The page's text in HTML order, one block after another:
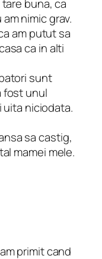
buna, ca
nimic grav.
am putut sa
ca in alti
sunt
fost unul
uita niciodata.
sa castig,
mamei mele.
primit cand